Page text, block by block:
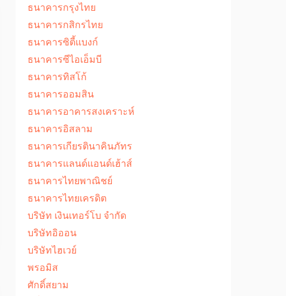
ธนาคารกรุงไทย
ธนาคารกสิกรไทย
ธนาคารซิตี้แบงก์
ธนาคารซีไอเอ็มบี
ธนาคารทิสโก้
ธนาคารออมสิน
ธนาคารอาคารสงเคราะห์
ธนาคารอิสลาม
ธนาคารเกียรตินาคินภัทร
ธนาคารแลนด์แอนด์เฮ้าส์
ธนาคารไทยพาณิชย์
ธนาคารไทยเครดิต
บริษัท เงินเทอร์โบ จำกัด
บริษัทอิออน
บริษัทไฮเวย์
พรอมิส
ศักดิ์สยาม